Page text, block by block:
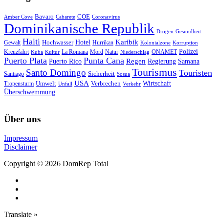
Amber Cove Bavaro Cabarete COE Coronavirus
Dominikanische Republik Drogen Gesundheit
Gewalt Haiti Hochwasser Hotel Hurrikan Karibik Kolonialzone Korruption
Kreuzfahrt Kuba Kultur La Romana Mord Natur Niederschlag ONAMET Polizei
Puerto Plata Puerto Rico Punta Cana Regen Regierung Samana
Santiago Santo Domingo Sicherheit Sosua Tourismus Touristen
Tropensturm Umwelt Unfall USA Verbrechen Verkehr Wirtschaft
Überschwemmung
Über uns
Impressum
Disclaimer
Copyright © 2026 DomRep Total
Translate »